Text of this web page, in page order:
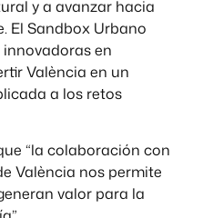
y a avanzar hacia
El Sandbox Urbano
en
València en un
a los retos
“la colaboración con
València nos permite
valor para la